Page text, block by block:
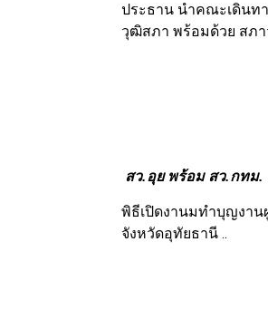
ประธาน นำคณะเดินท
วุฒิสภา พร้อมด้วย สภ
สว.อุย พร้อม สว.กทม.
พิธีเปิดงานมทำบุญงา
จังหวัดอุทัยธานี ..